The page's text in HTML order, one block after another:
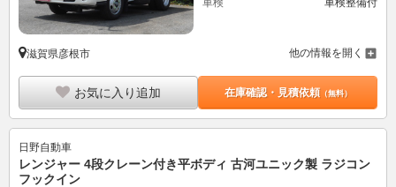
車検
車検整備付
滋賀県彦根市 他の情報を開く
お気に入り追加 在庫確認・見積依頼（無料）
日野自動車
レンジャー 4段クレーン付き平ボディ 古河ユニック製 ラジコン
フックイン